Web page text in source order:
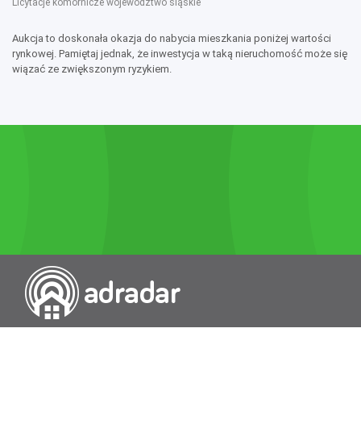
Aukcja to doskonała okazja do nabycia mieszkania poniżej wartości
rynkowej. Pamiętaj jednak, że inwestycja w taką nieruchomość może się
wiązać ze zwiększonym ryzykiem.